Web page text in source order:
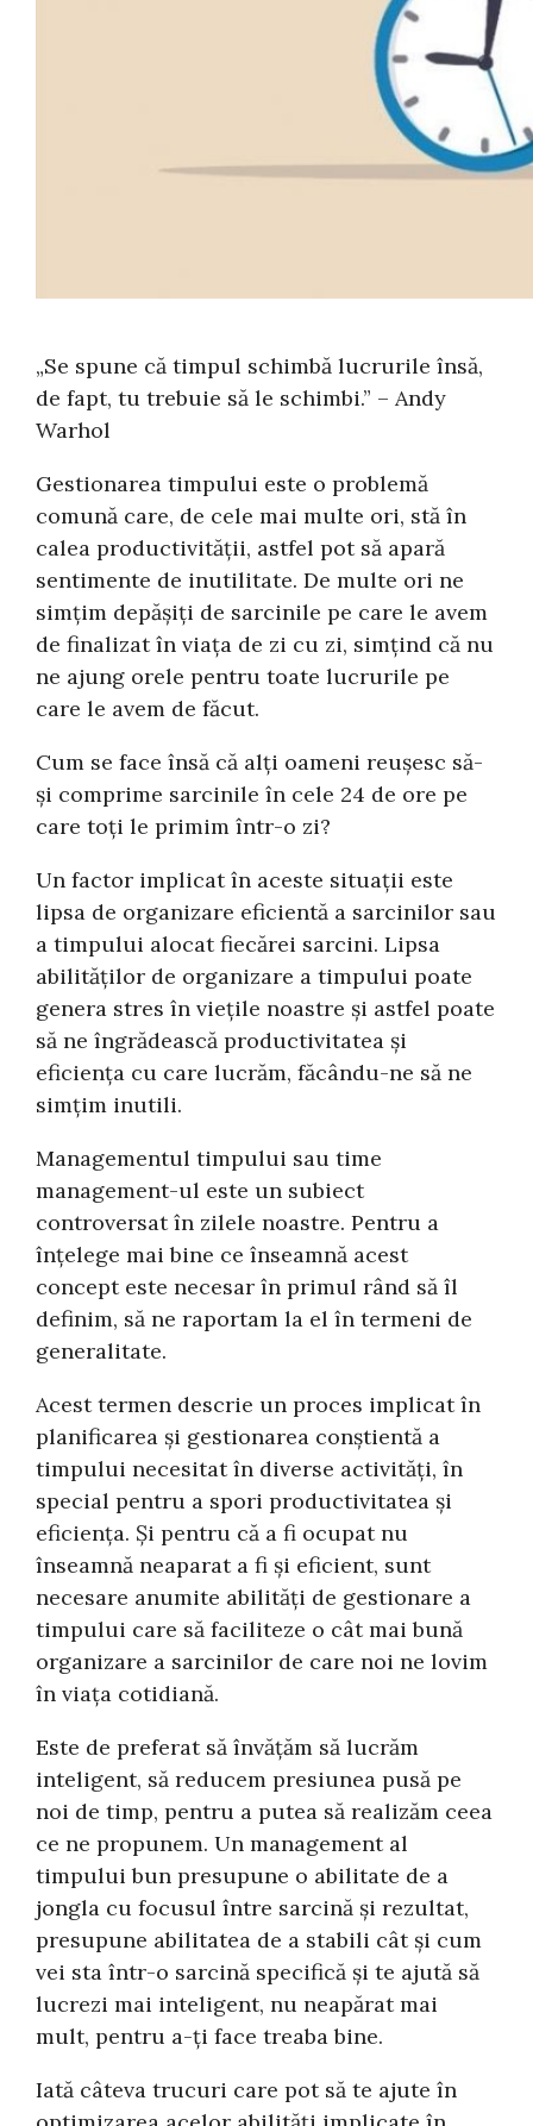
„Se spune că timpul schimbă lucrurile însă,
de fapt, tu trebuie să le schimbi.” – Andy
Warhol
Gestionarea timpului este o problemă
comună care, de cele mai multe ori, stă în
calea productivității, astfel pot să apară
sentimente de inutilitate. De multe ori ne
simțim depășiți de sarcinile pe care le avem
de finalizat în viața de zi cu zi, simțind că nu
ne ajung orele pentru toate lucrurile pe
care le avem de făcut.
Cum se face însă că alți oameni reușesc să-
și comprime sarcinile în cele 24 de ore pe
care toți le primim într-o zi?
Un factor implicat în aceste situații este
lipsa de organizare eficientă a sarcinilor sau
a timpului alocat fiecărei sarcini. Lipsa
abilităților de organizare a timpului poate
genera stres în viețile noastre și astfel poate
să ne îngrădească productivitatea și
eficiența cu care lucrăm, făcându-ne să ne
simțim inutili.
Managementul timpului sau time
management-ul este un subiect
controversat în zilele noastre. Pentru a
înțelege mai bine ce înseamnă acest
concept este necesar în primul rând să îl
definim, să ne raportam la el în termeni de
generalitate.
Acest termen descrie un proces implicat în
planificarea și gestionarea conștientă a
timpului necesitat în diverse activități, în
special pentru a spori productivitatea și
eficiența. Și pentru că a fi ocupat nu
înseamnă neaparat a fi și eficient, sunt
necesare anumite abilități de gestionare a
timpului care să faciliteze o cât mai bună
organizare a sarcinilor de care noi ne lovim
în viața cotidiană.
Este de preferat să învățăm să lucrăm
inteligent, să reducem presiunea pusă pe
noi de timp, pentru a putea să realizăm ceea
ce ne propunem. Un management al
timpului bun presupune o abilitate de a
jongla cu focusul între sarcină și rezultat,
presupune abilitatea de a stabili cât și cum
vei sta într-o sarcină specifică și te ajută să
lucrezi mai inteligent, nu neapărat mai
mult, pentru a-ți face treaba bine.
Iată câteva trucuri care pot să te ajute în